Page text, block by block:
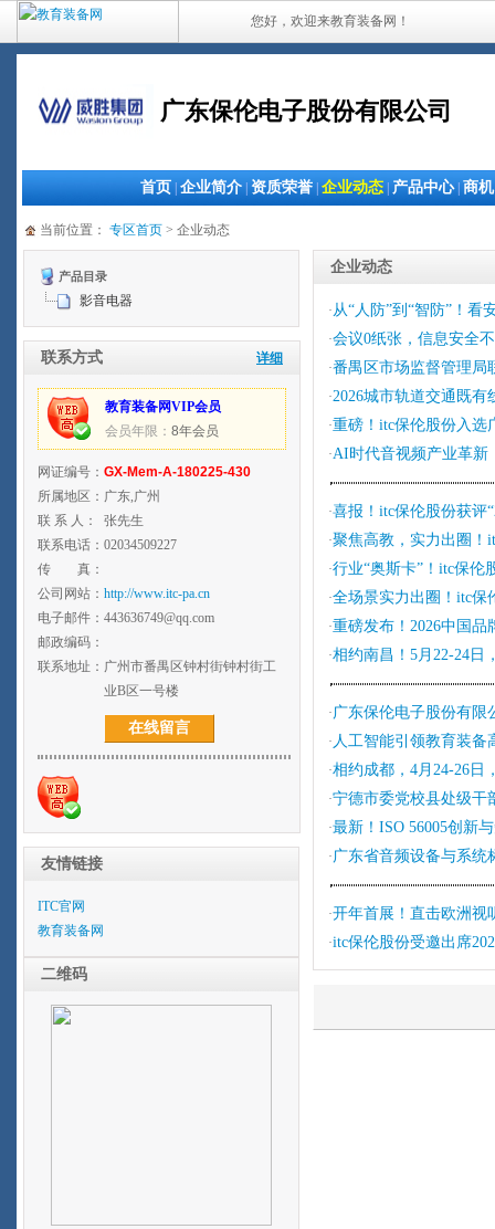
您好，欢迎来教育装备网！
广东保伦电子股份有限公司
首页 企业简介 资质荣誉 企业动态 产品中心| 商机
当前位置： 专区首页 > 企业动态
产品目录
影音电器
联系方式 详细
教育装备网VIP会员
会员年限： 8年会员
网证编号： GX-Mem-A-180225-430
所属地区： 广东,广州
联 系 人：
张先生
联系电话： 02034509227
传 真：
公司网站： http://www.itc-pa.cn
电子邮件： 443636749@qq.com
邮政编码：
联系地址： 广州市番禺区钟村街钟村街工
业B区一号楼
在线留言
友情链接
ITC官网
教育装备网
二维码
企业动态
·从“人防”到“智防”！看
·会议0纸张，信息安全
·番禺区市场监督管理局
·2026城市轨道交通既
·重磅！itc保伦股份入选
·AI时代音视频产业革新
·喜报！itc保伦股份获评
·聚焦高教，实力出圈！
·行业“奥斯卡”！itc保伦
·全场景实力出圈！itc保
·重磅发布！2026中国
·相约南昌！5月22-24日
·广东保伦电子股份有限
· 人工智能引领教育装备
·相约成都，4月24-26日
·宁德市委党校县处级干
·最新！ISO 56005创新
·广东省音频设备与系统
·开年首展！直击欧洲视
·itc保伦股份受邀出席